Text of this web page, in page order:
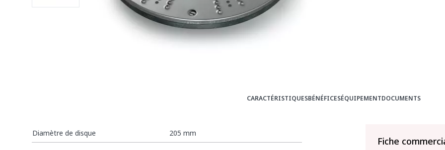
CARACTÉRISTIQUESBÉNÉFICESÉQUIPEMENTDOCUMENTS
Diamètre de disque 205 mm
Fiche